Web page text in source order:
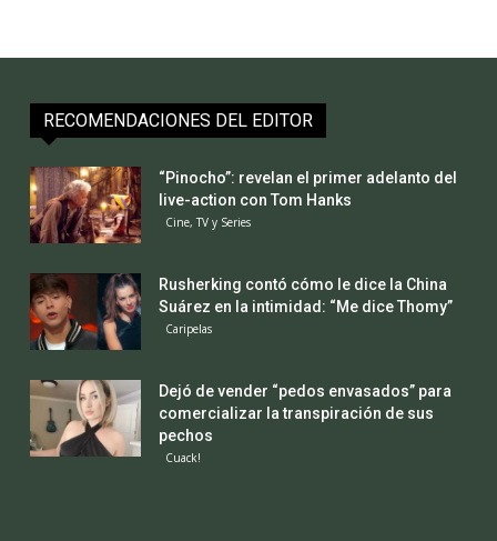
RECOMENDACIONES DEL EDITOR
“Pinocho”: revelan el primer adelanto del
live-action con Tom Hanks
Cine, TV y Series
Rusherking contó cómo le dice la China
Suárez en la intimidad: “Me dice Thomy”
Caripelas
Dejó de vender “pedos envasados” para
comercializar la transpiración de sus
pechos
Cuack!